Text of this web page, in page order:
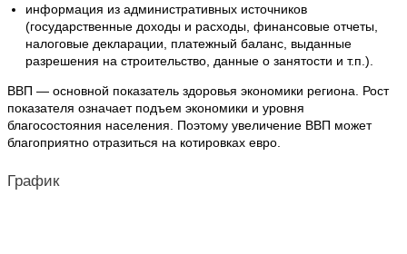
информация из административных источников
(государственные доходы и расходы, финансовые отчеты,
налоговые декларации, платежный баланс, выданные
разрешения на строительство, данные о занятости и т.п.).
ВВП — основной показатель здоровья экономики региона. Рост
показателя означает подъем экономики и уровня
благосостояния населения. Поэтому увеличение ВВП может
благоприятно отразиться на котировках евро.
График